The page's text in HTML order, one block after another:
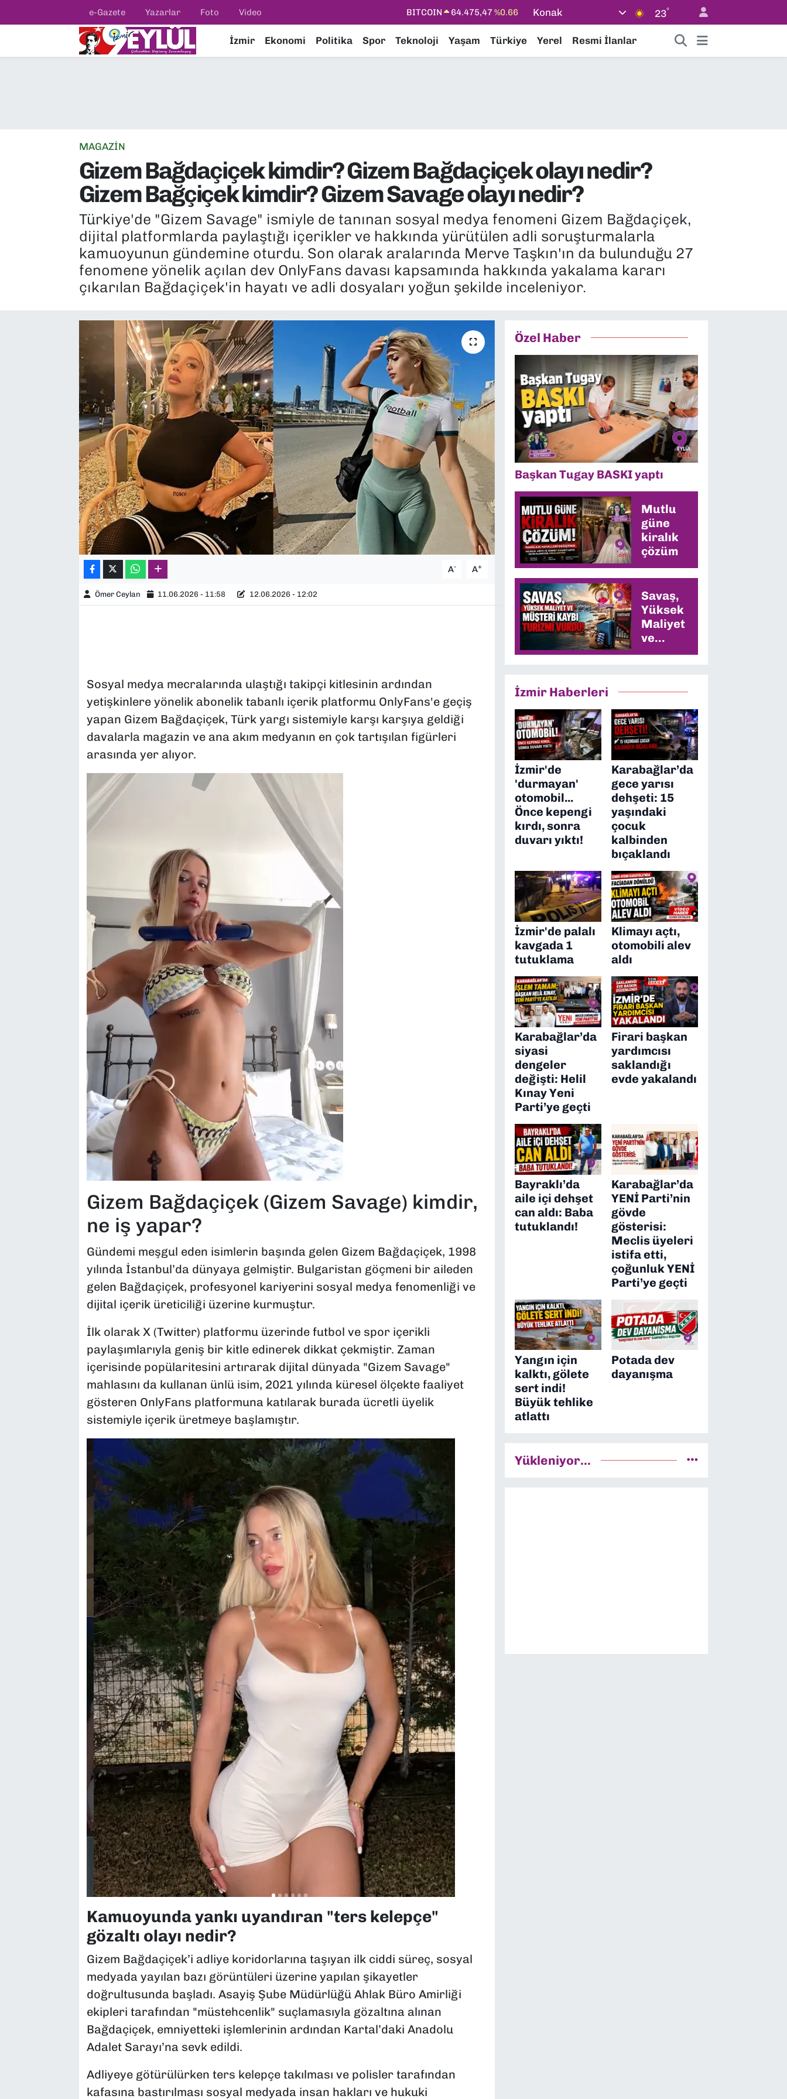
e-Gazete Yazarlar Foto Video DOLAR 47,5971%0.05
STERLİN
64,2534%0.22
Konak 23°
İzmir Ekonomi Politika Spor Teknoloji Yaşam Türkiye Yerel Resmi İlanlar
MAGAZİN
Gizem Bağdaçiçek kimdir? Gizem Bağdaçiçek olayı nedir?
Gizem Bağçiçek kimdir? Gizem Savage olayı nedir?
Türkiye'de "Gizem Savage" ismiyle de tanınan sosyal medya fenomeni Gizem Bağdaçiçek,
dijital platformlarda paylaştığı içerikler ve hakkında yürütülen adli soruşturmalarla
kamuoyunun gündemine oturdu. Son olarak aralarında Merve Taşkın'ın da bulunduğu 27
fenomene yönelik açılan dev OnlyFans davası kapsamında hakkında yakalama kararı
çıkarılan Bağdaçiçek'in hayatı ve adli dosyaları yoğun şekilde inceleniyor.
A- A+
Ömer Ceylan 11.06.2026 - 11:58 12.06.2026 - 12:02
Sosyal medya mecralarında ulaştığı takipçi kitlesinin ardından
yetişkinlere yönelik abonelik tabanlı içerik platformu OnlyFans'e geçiş
yapan Gizem Bağdaçiçek, Türk yargı sistemiyle karşı karşıya geldiği
davalarla magazin ve ana akım medyanın en çok tartışılan figürleri
arasında yer alıyor.
Gizem Bağdaçiçek (Gizem Savage) kimdir,
ne iş yapar?
Gündemi meşgul eden isimlerin başında gelen Gizem Bağdaçiçek, 1998
yılında İstanbul’da dünyaya gelmiştir. Bulgaristan göçmeni bir aileden
gelen Bağdaçiçek, profesyonel kariyerini sosyal medya fenomenliği ve
dijital içerik üreticiliği üzerine kurmuştur.
İlk olarak X (Twitter) platformu üzerinde futbol ve spor içerikli
paylaşımlarıyla geniş bir kitle edinerek dikkat çekmiştir. Zaman
içerisinde popülaritesini artırarak dijital dünyada "Gizem Savage"
mahlasını da kullanan ünlü isim, 2021 yılında küresel ölçekte faaliyet
gösteren OnlyFans platformuna katılarak burada ücretli üyelik
sistemiyle içerik üretmeye başlamıştır.
Kamuoyunda yankı uyandıran "ters kelepçe"
gözaltı olayı nedir?
Gizem Bağdaçiçek’i adliye koridorlarına taşıyan ilk ciddi süreç, sosyal
medyada yayılan bazı görüntüleri üzerine yapılan şikayetler
doğrultusunda başladı. Asayiş Şube Müdürlüğü Ahlak Büro Amirliği
ekipleri tarafından "müstehcenlik" suçlamasıyla gözaltına alınan
Bağdaçiçek, emniyetteki işlemlerinin ardından Kartal’daki Anadolu
Adalet Sarayı’na sevk edildi.
Adliyeye götürülürken ters kelepçe takılması ve polisler tarafından
kafasına bastırılması sosyal medyada insan hakları ve hukuki
Özel Haber
Başkan Tugay BASKI yaptı
Mutlu
güne
kiralık
çözüm
Savaş,
Yüksek
Maliyet
ve
Müşteri
Vurdu
İzmir Haberleri
İzmir'de
'durmayan'
otomobil...
Önce kepengi
kırdı, sonra
duvarı yıktı!
Karabağlar’da
gece yarısı
dehşeti: 15
yaşındaki
çocuk
kalbinden
bıçaklandı
İzmir'de palalı
kavgada 1
tutuklama
Klimayı açtı,
otomobili alev
aldı
Karabağlar’da
siyasi
dengeler
değişti: Helil
Kınay Yeni
Parti’ye geçti
Firari başkan
yardımcısı
saklandığı
evde yakalandı
Bayraklı’da
aile içi dehşet
can aldı: Baba
tutuklandı!
Karabağlar’da
YENİ Parti’nin
gövde
gösterisi:
Meclis üyeleri
istifa etti,
çoğunluk YENİ
Parti’ye geçti
Yangın için
kalktı, gölete
sert indi!
Büyük tehlike
atlattı
Potada dev
dayanışma
Yükleniyor...
Resmi İlanlar
EKONOMİ
KÜLTÜR SANAT
TEKNOLOJİ
YEREL YÖNETİMLER
Konak Nöbetçi Eczaneler
Tüm Manşetler
Son Dakika Haberleri
Haber Arşivi